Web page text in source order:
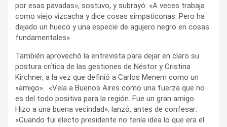
por esas pavadas», sostuvo, y subrayó: «A veces trabaja
como viejo vizcacha y dice cosas simpaticonas. Pero ha
dejado un hueco y una especie de agujero negro en cosas
fundamentales».
También aprovechó la entrevista para dejar en claro su
postura crítica de las gestiones de Néstor y Cristina
Kirchner, a la vez que definió a Carlos Menem como un
«amigo». «Veía a Buenos Aires como una fuerza que no
es del todo positiva para la región. Fue un gran amigo.
Hizo a una buena vecindad», lanzó, antes de confesar:
«Cuando fui electo presidente no tenía idea lo que era el